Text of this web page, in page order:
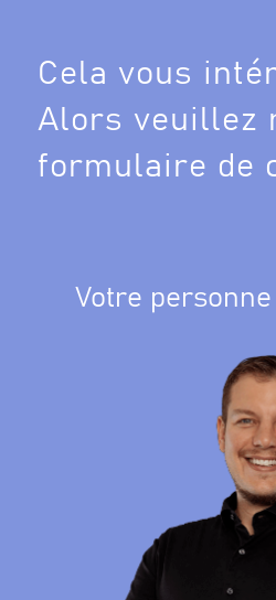
Cela vous
Alors veuillez
formulaire de
Votre